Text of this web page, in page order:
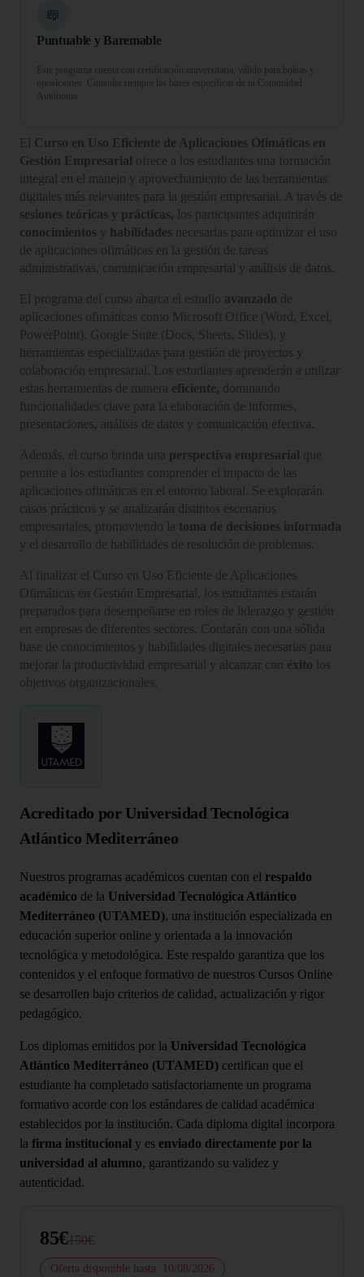
Puntuable y Baremable
Este programa cuenta con certificación universitaria, válido para bolsas y
oposiciones. Consulta siempre las bases específicas de tu Comunidad
Autónoma.
El Curso en Uso Eficiente de Aplicaciones Ofimáticas en
Gestión Empresarial ofrece a los estudiantes una formación
integral en el manejo y aprovechamiento de las herramientas
digitales más relevantes para la gestión empresarial. A través de
sesiones teóricas y prácticas, los participantes adquirirán
conocimientos y habilidades necesarias para optimizar el uso
de aplicaciones ofimáticas en la gestión de tareas
administrativas, comunicación empresarial y análisis de datos.
El programa del curso abarca el estudio avanzado de
aplicaciones ofimáticas como Microsoft Office (Word, Excel,
PowerPoint), Google Suite (Docs, Sheets, Slides), y
herramientas especializadas para gestión de proyectos y
colaboración empresarial. Los estudiantes aprenderán a utilizar
estas herramientas de manera eficiente, dominando
funcionalidades clave para la elaboración de informes,
presentaciones, análisis de datos y comunicación efectiva.
Además, el curso brinda una perspectiva empresarial que
permite a los estudiantes comprender el impacto de las
aplicaciones ofimáticas en el entorno laboral. Se explorarán
casos prácticos y se analizarán distintos escenarios
empresariales, promoviendo la toma de decisiones informada
y el desarrollo de habilidades de resolución de problemas.
Al finalizar el Curso en Uso Eficiente de Aplicaciones
Ofimáticas en Gestión Empresarial, los estudiantes estarán
preparados para desempeñarse en roles de liderazgo y gestión
en empresas de diferentes sectores. Contarán con una sólida
base de conocimientos y habilidades digitales necesarias para
mejorar la productividad empresarial y alcanzar con éxito los
objetivos organizacionales.
Acreditado por Universidad Tecnológica
Atlántico Mediterráneo
Nuestros programas académicos cuentan con el respaldo
académico de la Universidad Tecnológica Atlántico
Mediterráneo (UTAMED), una institución especializada en
educación superior online y orientada a la innovación
tecnológica y metodológica. Este respaldo garantiza que los
contenidos y el enfoque formativo de nuestros Cursos Online
se desarrollen bajo criterios de calidad, actualización y rigor
pedagógico.
Los diplomas emitidos por la Universidad Tecnológica
Atlántico Mediterráneo (UTAMED) certifican que el
estudiante ha completado satisfactoriamente un programa
formativo acorde con los estándares de calidad académica
establecidos por la institución. Cada diploma digital incorpora
la firma institucional y es enviado directamente por la
universidad al alumno, garantizando su validez y
autenticidad.
85€150€
Oferta disponible hasta: 10/08/2026